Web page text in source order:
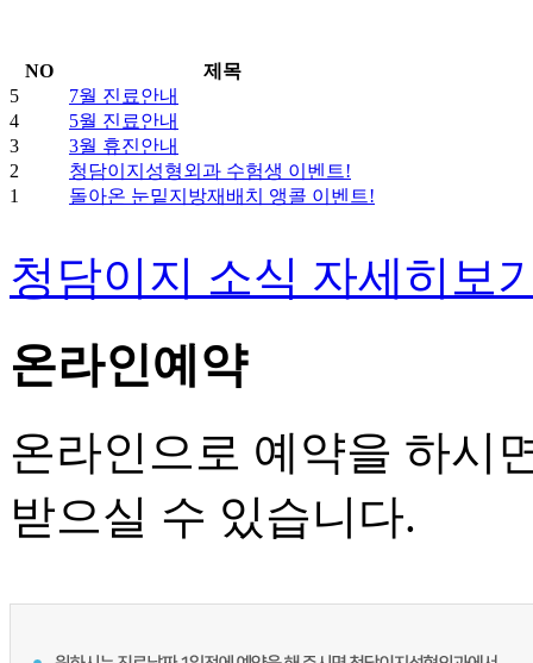
NO
제목
5
7월 진료안내
4
5월 진료안내
3
3월 휴진안내
2
청담이지성형외과 수험생 이벤트!
1
돌아온 눈밑지방재배치 앵콜 이벤트!
청담이지 소식 자세히보
온라인예약
온라인으로 예약을 하시
받으실 수 있습니다.